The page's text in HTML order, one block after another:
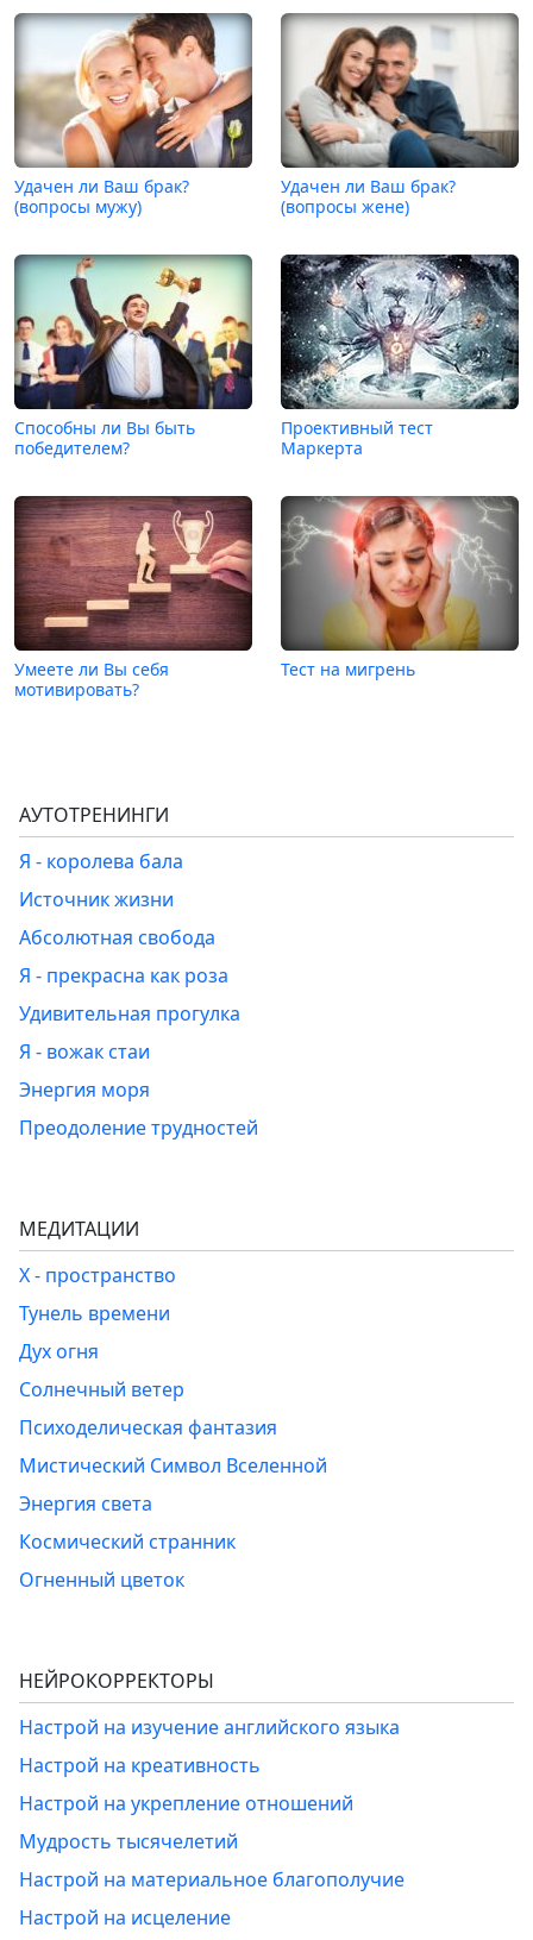
Удачен ли Ваш брак?
(вопросы мужу)
Удачен ли Ваш брак?
(вопросы жене)
Способны ли Вы быть
победителем?
Проективный тест
Маркерта
Умеете ли Вы себя
мотивировать?
Тест на мигрень
АУТОТРЕНИНГИ
Я - королева бала
Источник жизни
Абсолютная свобода
Я - прекрасна как роза
Удивительная прогулка
Я - вожак стаи
Энергия моря
Преодоление трудностей
МЕДИТАЦИИ
Х - пространство
Тунель времени
Дух огня
Солнечный ветер
Психоделическая фантазия
Мистический Символ Вселенной
Энергия света
Космический странник
Огненный цветок
НЕЙРОКОРРЕКТОРЫ
Настрой на изучение английского языка
Настрой на креативность
Настрой на укрепление отношений
Мудрость тысячелетий
Настрой на материальное благополучие
Настрой на исцеление